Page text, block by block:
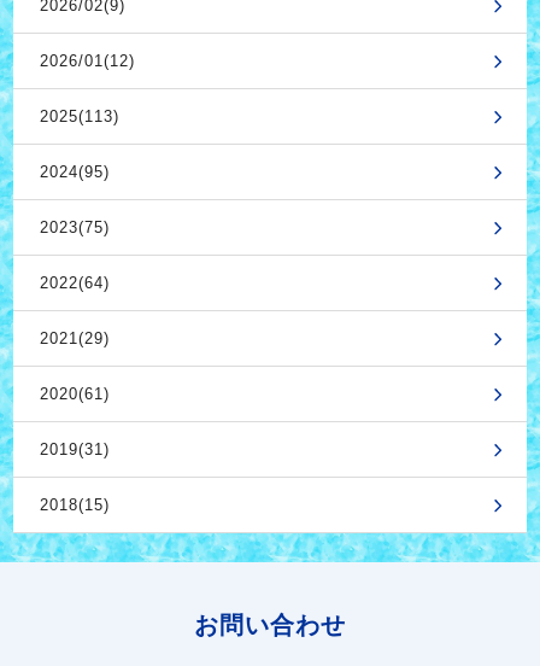
2026/02(9)
2026/01(12)
2025(113)
2024(95)
2023(75)
2022(64)
2021(29)
2020(61)
2019(31)
2018(15)
お問い合わせ